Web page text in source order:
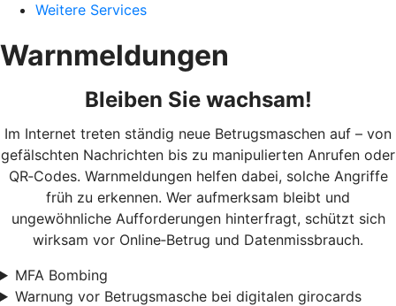
Weitere Services
Warnmeldungen
Bleiben Sie wachsam!
Im Internet treten ständig neue Betrugsmaschen auf – von
gefälschten Nachrichten bis zu manipulierten Anrufen oder
QR‑Codes. Warnmeldungen helfen dabei, solche Angriffe
früh zu erkennen. Wer aufmerksam bleibt und
ungewöhnliche Aufforderungen hinterfragt, schützt sich
wirksam vor Online‑Betrug und Datenmissbrauch.
MFA Bombing
Warnung vor Betrugsmasche bei digitalen girocards